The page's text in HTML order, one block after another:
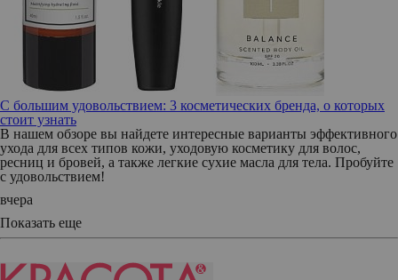
С большим удовольствием: 3 косметических бренда, о которых
стоит узнать
В нашем обзоре вы найдете интересные варианты эффективного
ухода для всех типов кожи, уходовую косметику для волос,
ресниц и бровей, а также легкие сухие масла для тела. Пробуйте
с удовольствием!
вчера
Показать еще